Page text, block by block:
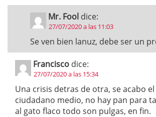
Mr. Fool dice:
27/07/2020 a las 11:03
Se ven bien lanuz, debe ser un
Francisco dice:
27/07/2020 a las 15:34
Una crisis detras de otra, se acabo
ciudadano medio, no hay pan para
al gato flaco todo son pulgas, en fin.